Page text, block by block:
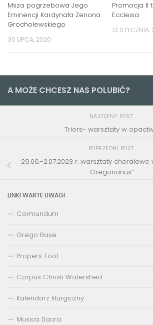
Msza pogrzebowa Jego
Eminencji Kardynała Zenona
Grocholewskiego
30 LIPCA, 2020
Promocja II
Ecclesia
13 STYCZNIA,
A MOŻE CHCESZ NAS POLUBIĆ?
NASTĘPNY POST
Triors- warsztaty w
POPRZEDNI POST
29.06.-2.07.2023 r. warsztaty chorałowe
Gregorianus”
LINKI WARTE UWAGI
Cormundum
Grego Base
Propers Tool
Corpus Christi Watershed
Kalendarz liturgiczny
Musica Sacra